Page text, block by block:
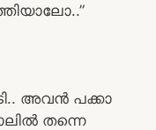
അവൻ പക്കാ
തന്നെ